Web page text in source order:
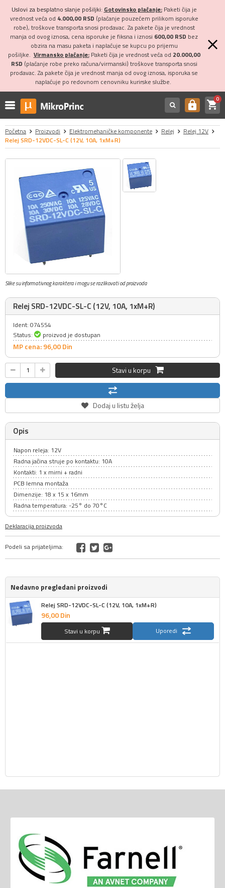
Uslovi za besplatno slanje pošiljki: Gotovinsko plaćanje:Paketi čija je
vrednost veća od 4.000,00 RSD (plaćanje pouzećem prilikom isporuke
robe), troškove transporta snosi prodavac. Za pakete čija je vrednost
manja od ovog iznosa, cena isporuke je fiksna i iznosi 600,00 RSD bez
obzira na masu paketa i naplaćuje se kupcu po prijemu
pošiljke. Virmansko plaćanje:Paketi čija je vrednost veća od 20.000,00
RSD (plaćanje robe preko računa/virmanski) troškove transporta snosi
prodavac. Za pakete čija je vrednost manja od ovog iznosa, isporuka se
naplaćuje po redovnom cenovniku kurirske službe.
https shopping_cart0
Početna Proizvodi Elektromehaničke komponente Relej
Relej 12V
Relej SRD-12VDC-SL-C (12V, 10A, 1xM+R)
Slike su informativnog karaktera i mogu se razlikovati od proizvoda
Relej SRD-12VDC-SL-C (12V, 10A, 1xM+R)
Ident: 074554
Status:
proizvod je dostupan
MP cena: 96,00Din
Stavi u korpu
Dodaj u listu želja
Opis
Napon releja: 12V
Radna jačina struje po kontaktu: 10A
Kontakti: 1 x mirni + radni
PCB lemna montaža
Dimenzije: 18 x 15 x 16mm
Radna temperatura: -25° do 70°C
Deklaracija proizvoda
Podeli sa prijateljima:
Nedavno pregledani proizvodi
Relej SRD-12VDC-SL-C (12V, 10A, 1xM+R)
96,00Din
Stavi u korpu Uporedi